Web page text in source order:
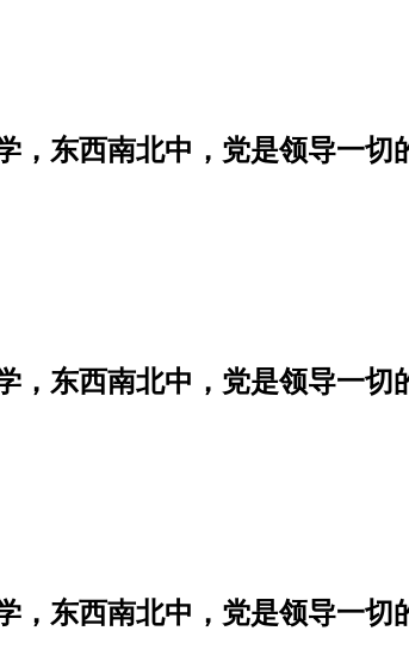
，东西南北中，党是领导一
，东西南北中，党是领导一
，东西南北中，党是领导一